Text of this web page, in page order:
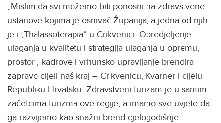
„Mislim da svi možemo biti ponosni na zdravstvene
ustanove kojima je osnivač Županija, a jedna od njih
je i „Thalassoterapia“ u Crikvenici. Opredjeljenje
ulaganja u kvalitetu i strategija ulaganja u opremu,
prostor , kadrove i vrhunsko upravljanje brendira
zapravo cijeli naš kraj – Crikvenicu, Kvarner i cijelu
Republiku Hrvatsku. Zdravstveni turizam je u samim
začetcima turizma ove regije, a imamo sve uvjete da
ga razvijemo kao snažni brend cjelogodišnje